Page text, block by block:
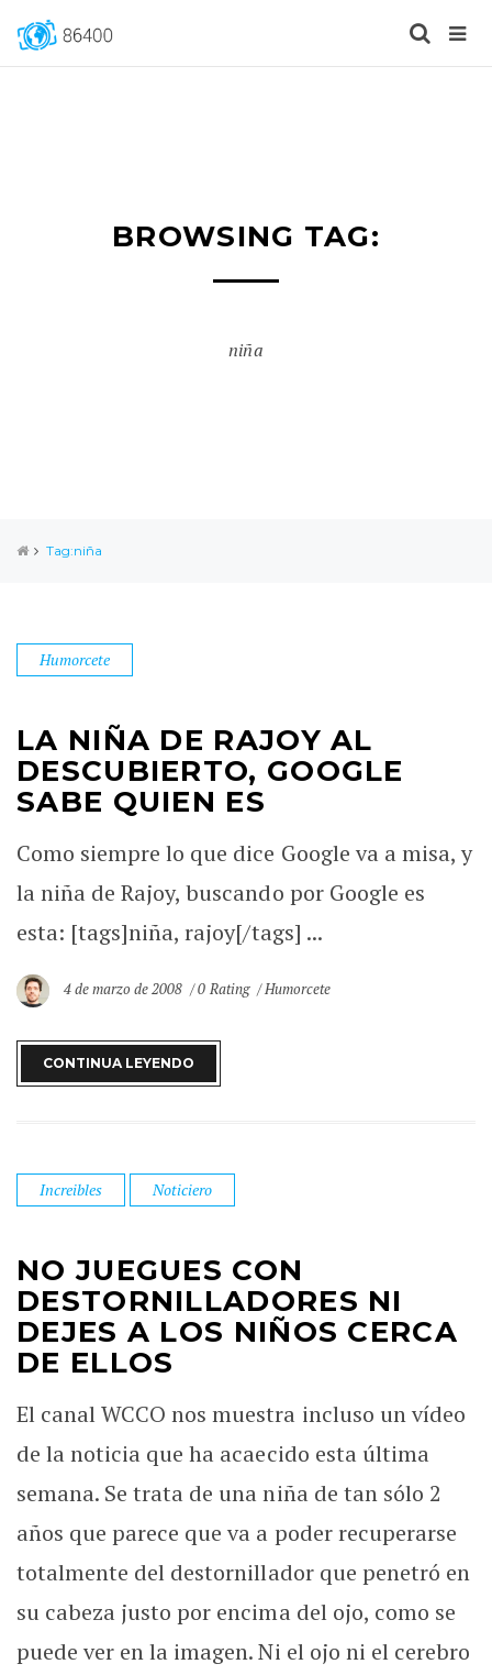
BROWSING TAG:
niña
Tag:niña
Humorcete
LA NIÑA DE RAJOY AL
DESCUBIERTO, GOOGLE
SABE QUIEN ES
Como siempre lo que dice Google va a misa, y
la niña de Rajoy, buscando por Google es
esta: [tags]niña, rajoy[/tags] ...
4 de marzo de 2008 0 Rating Humorcete
CONTINUA LEYENDO
Increibles Noticiero
NO JUEGUES CON
DESTORNILLADORES NI
DEJES A LOS NIÑOS CERCA
DE ELLOS
El canal WCCO nos muestra incluso un vídeo
de la noticia que ha acaecido esta última
semana. Se trata de una niña de tan sólo 2
años que parece que va a poder recuperarse
totalmente del destornillador que penetró en
su cabeza justo por encima del ojo, como se
puede ver en la imagen. Ni el ojo ni el cerebro